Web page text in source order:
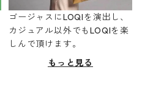
ゴージャスにLOQIを演出し、
カジュアル以外でもLOQIを楽
しんで頂けます。
もっと見る